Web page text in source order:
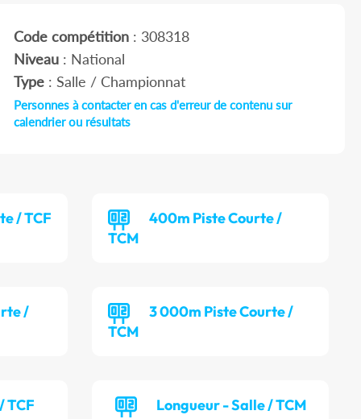
Code compétition : 308318
Niveau : National
Type : Salle / Championnat
Personnes à contacter en cas d'erreur de contenu sur
calendrier ou résultats
/ TCF
400m Piste Courte /
TCM
/
3 000m Piste Courte /
TCM
TCF Longueur - Salle / TCM